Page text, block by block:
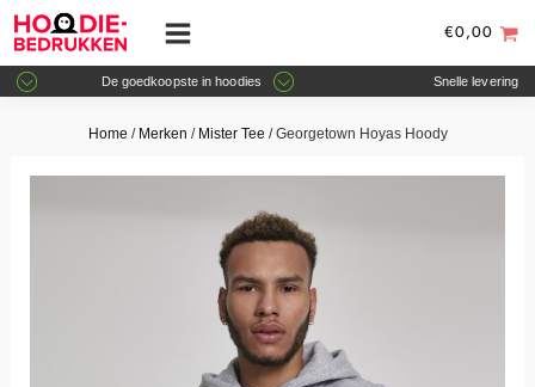
€0,00
De goedkoopste in hoodies Snelle levering
Home / Merken / Mister Tee / Georgetown Hoyas Hoody